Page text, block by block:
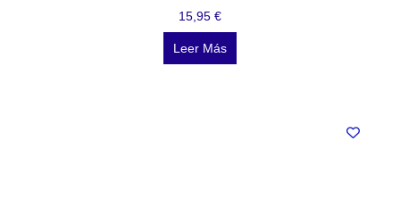
15,95 €
Leer Más